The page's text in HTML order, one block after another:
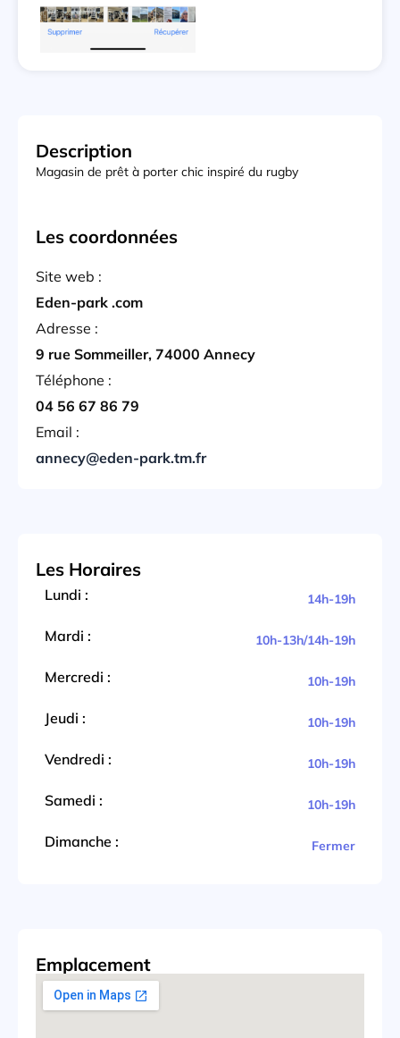
Description
Magasin de prêt à porter chic inspiré du rugby
Les coordonnées
Site web :
Eden-park .com
Adresse :
9 rue Sommeiller, 74000 Annecy
Téléphone :
04 56 67 86 79
Email :
annecy@eden-park.tm.fr
Les Horaires
Lundi :
Mardi :
Mercredi :
Jeudi :
Vendredi :
Samedi :
Dimanche :
14h-19h
10h-13h/14h-19h
10h-19h
10h-19h
10h-19h
10h-19h
Fermer
Emplacement